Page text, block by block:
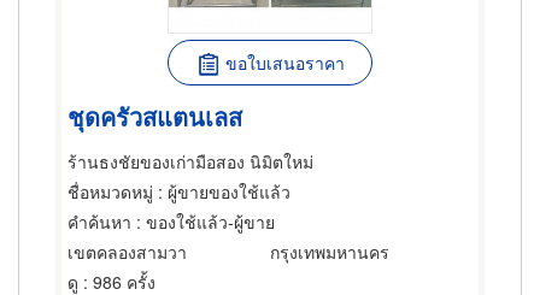
ขอใบเสนอราคา
ชุดครัวสแตนเลส
ร้านธงชัยของเก่ามือสอง นิมิตใหม่
ชื่อหมวดหมู่ : ผู้ขายของใช้แล้ว
คำค้นหา : ของใช้แล้ว-ผู้ขาย
เขตคลองสามวา
กรุงเทพมหานคร
ดู : 986 ครั้ง